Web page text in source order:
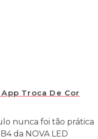
Troca De Cor
nunca foi tão prática
da NOVA LED